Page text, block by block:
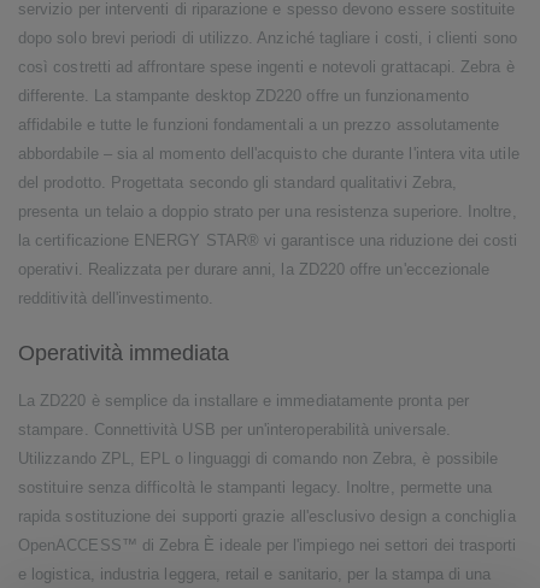
servizio per interventi di riparazione e spesso devono essere sostituite
dopo solo brevi periodi di utilizzo. Anziché tagliare i costi, i clienti sono
così costretti ad affrontare spese ingenti e notevoli grattacapi. Zebra è
differente. La stampante desktop ZD220 offre un funzionamento
affidabile e tutte le funzioni fondamentali a un prezzo assolutamente
abbordabile – sia al momento dell'acquisto che durante l'intera vita utile
del prodotto. Progettata secondo gli standard qualitativi Zebra,
presenta un telaio a doppio strato per una resistenza superiore. Inoltre,
la certificazione ENERGY STAR® vi garantisce una riduzione dei costi
operativi. Realizzata per durare anni, la ZD220 offre un'eccezionale
redditività dell'investimento.
Operatività immediata
La ZD220 è semplice da installare e immediatamente pronta per
stampare. Connettività USB per un'interoperabilità universale.
Utilizzando ZPL, EPL o linguaggi di comando non Zebra, è possibile
sostituire senza difficoltà le stampanti legacy. Inoltre, permette una
rapida sostituzione dei supporti grazie all'esclusivo design a conchiglia
OpenACCESS™ di Zebra È ideale per l'impiego nei settori dei trasporti
e logistica, industria leggera, retail e sanitario, per la stampa di una